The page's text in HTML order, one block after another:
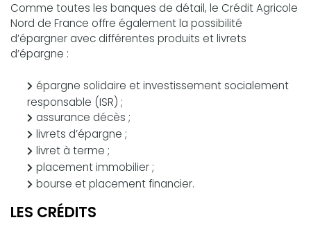
Comme toutes les banques de détail, le Crédit Agricole
Nord de France offre également la possibilité
d’épargner avec différentes produits et livrets
d’épargne :
épargne solidaire et investissement socialement
responsable (ISR) ;
assurance décès ;
livrets d’épargne ;
livret à terme ;
placement immobilier ;
bourse et placement financier.
LES CRÉDITS